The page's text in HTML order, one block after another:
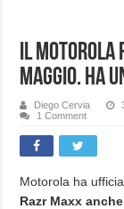
Il Motorola
Maggio. Ha
Diego Cervia
1 Comment
Motorola ha
Razr Maxx